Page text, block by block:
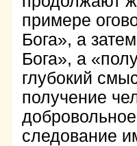
примере
Бога», а
Бога», а
глубокий
получение
следование